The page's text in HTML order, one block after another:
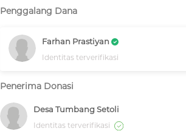
Penggalang Dana
Farhan Prastiyan
Identitas terverifikasi
Penerima Donasi
Desa Tumbang Setoli
Identitas terverifikasi